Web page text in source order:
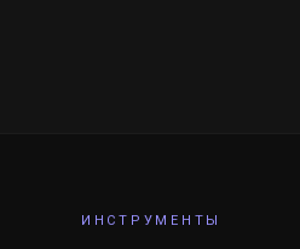
ИНСТРУМЕНТЫ